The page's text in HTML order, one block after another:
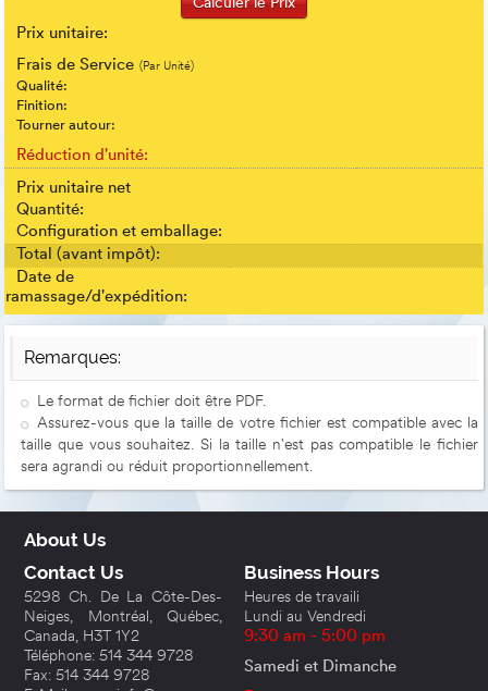
Prix unitaire:
Frais de Service (Par Unité)
Qualité:
Finition:
Tourner autour:
Réduction d'unité:
Prix unitaire net
Quantité:
Configuration et emballage:
Total (avant impôt):
Date de
ramassage/d'expédition:
Remarques:
Le format de fichier doit être PDF.
Assurez-vous que la taille de votre fichier est compatible avec la
taille que vous souhaitez. Si la taille n'est pas compatible le fichier
sera agrandi ou réduit proportionnellement.
About Us
Contact Us
5298 Ch. De La Côte-Des-
Neiges, Montréal, Québec,
Canada, H3T 1Y2
Téléphone: 514 344 9728
Fax: 514 344 9728
Business Hours
Heures de travaili
Lundi au Vendredi
9:30 am - 5:00 pm
Samedi et Dimanche